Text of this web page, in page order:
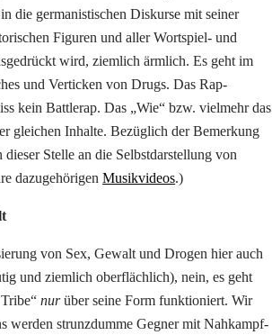
die germanistischen Diskurse mit seiner
Figuren und aller Wortspiel- und
wird, ziemlich ärmlich. Es geht im
und Verticken von Drugs. Das Rap-
kein Battlerap. Das „Wie“ bzw. vielmehr das
gleichen Inhalte. Bezüglich der Bemerkung
Stelle an die Selbstdarstellung von
dazugehörigenMusikvideos.)
von Sex, Gewalt und Drogen hier auch
und ziemlich oberflächlich), nein, es geht
Tribe“nurüber seine Form funktioniert. Wir
werden strunzdumme Gegner mit Nahkampf-